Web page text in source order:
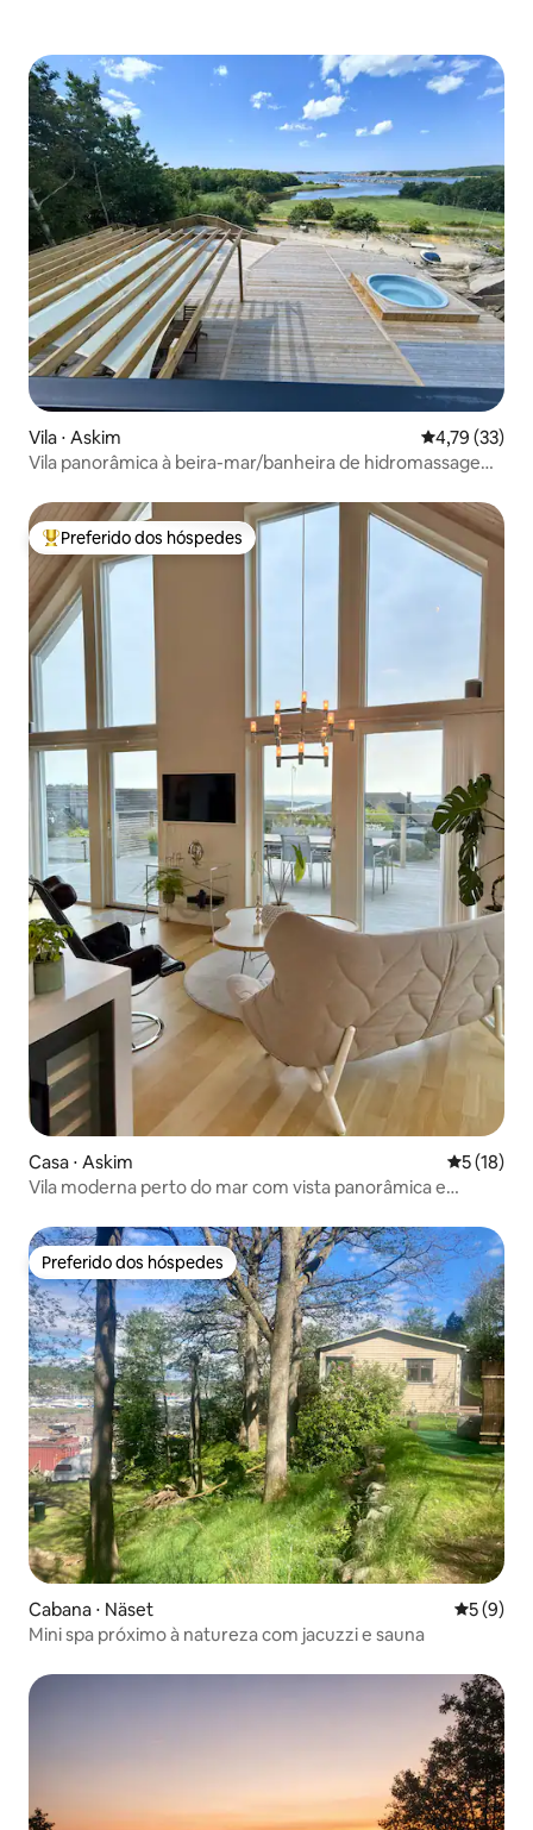
Vila ⋅ Askim 4,79 de uma
4,79 (33)
Vila panorâmica à beira-mar/banheira de hidromassagem
Entre os melhores preferidos dos hóspedes
Preferido dos hóspedes
Casa ⋅ Askim 5 de uma
5 (18)
Vila moderna perto do mar com vista panorâmica e
Preferido dos hóspedes
Preferido dos hóspedes
Cabana ⋅ Näset 5 de
5 (9)
Mini spa próximo à natureza com jacuzzi e sauna